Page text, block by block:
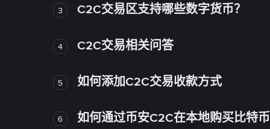
3 C2C交易区支持哪些数字货币？
4 C2C交易相关问答
5 如何添加C2C交易收款方式
6 如何通过币安C2C在本地购买比特币